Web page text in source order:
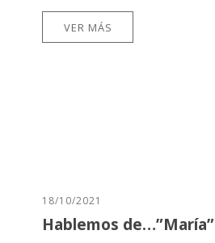
VER MÁS
18/10/2021
Hablemos de…”María”